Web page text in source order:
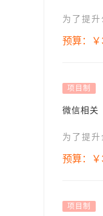
预算：
项目制
微信相关
预算：
项目制